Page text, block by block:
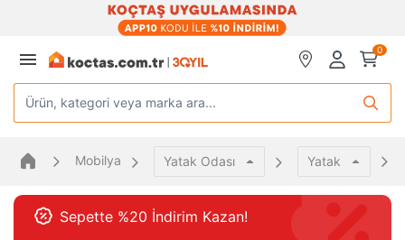
0
Ürün, kategori veya marka ara...
Mobilya Yatak Odası Yatak
Sepette %20 İndirim Kazan!